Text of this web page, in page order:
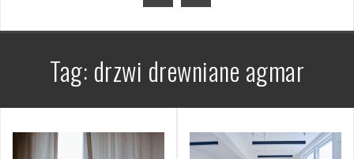
Tag: drzwi drewniane agmar